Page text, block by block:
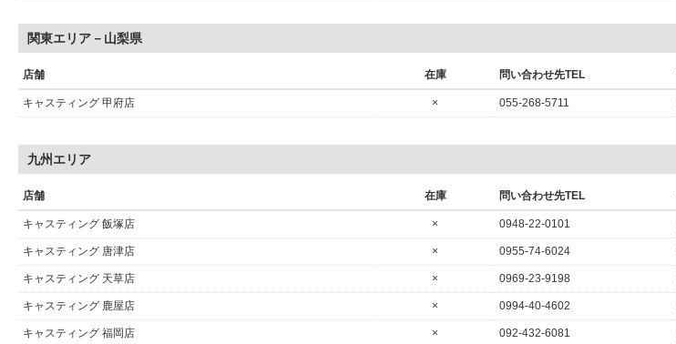
関東エリア－山梨県
店舗 在庫 問い合わせ先TEL
キャスティング 甲府店 × 055-268-5711
九州エリア
店舗 在庫 問い合わせ先TEL
キャスティング 飯塚店 × 0948-22-0101
キャスティング 唐津店 × 0955-74-6024
キャスティング 天草店 × 0969-23-9198
キャスティング 鹿屋店 × 0994-40-4602
キャスティング 福岡店 × 092-432-6081